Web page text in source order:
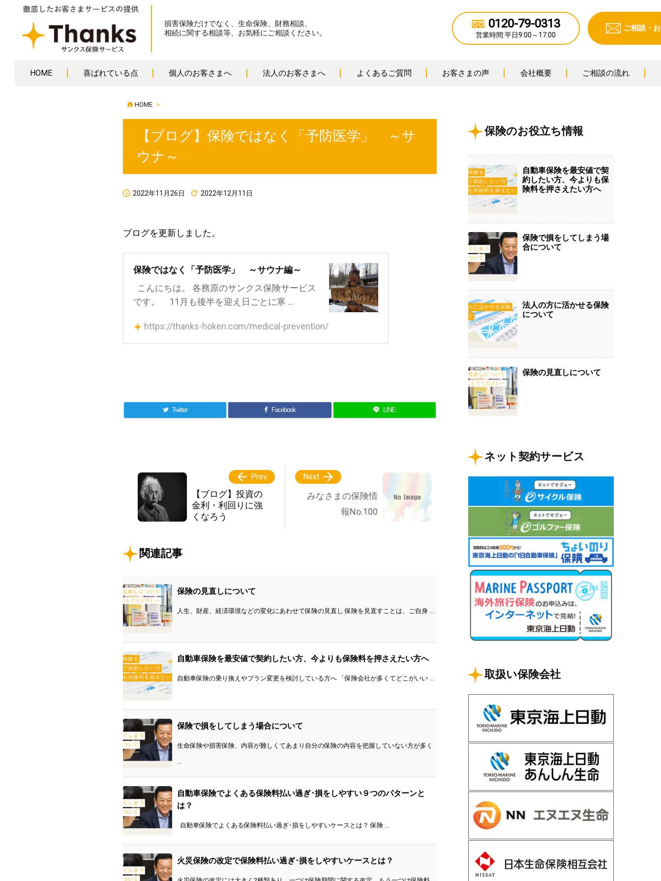
0120-79-0313
営業時間:平日9:00～17:00
ご相談・
損害保険だけでなく、生命保険、財務相談、
相続に関する相談等、お気軽にご相談ください。
HOME 喜ばれている点 個人のお客さまへ 法人のお客さまへ よくあるご質問 お客さまの声 会社概要 ご相談の流れ
HOME >
【ブログ】保険ではなく「予防医学」 ～サ
ウナ～
 2022年11月26日  2022年12月11日
ブログを更新しました。
保険ではなく「予防医学」 ～サウナ編～
こんにちは。 各務原のサンクス保険サービス
です。 11月も後半を迎え日ごとに寒 ...
https://thanks-hoken.com/medical-prevention/
Twitter Facebook LINE
みなさまの保険情
報No.100

Next
【ブログ】投資の
金利・利回りに強
くなろう
 Prev
関連記事
保険の見直しについて
人生、財産、経済環境などの変化にあわせて保険の見直し 保険を見直すことは、ご自身 ...
自動車保険を最安値で契約したい方、今よりも保険料を押さえたい方へ
自動車保険の乗り換えやプラン変更を検討している方へ 「保険会社が多くてどこがいい ...
保険で損をしてしまう場合について
生命保険や損害保険、内容が難しくてあまり自分の保険の内容を把握していない方が多く
自動車保険でよくある保険料払い過ぎ･損をしやすい９つのパターンと
は？
自動車保険でよくある保険料払い過ぎ･損をしやすいケースとは？ 保険 ...
火災保険の改定で保険料払い過ぎ･損をしやすいケースとは？
保険のお役立ち情報
自動車保険を最安値で契
約したい方、今よりも保
険料を押さえたい方へ
保険で損をしてしまう場
合について
法人の方に活かせる保険
について
保険の見直しについて
ネット契約サービス
取扱い保険会社